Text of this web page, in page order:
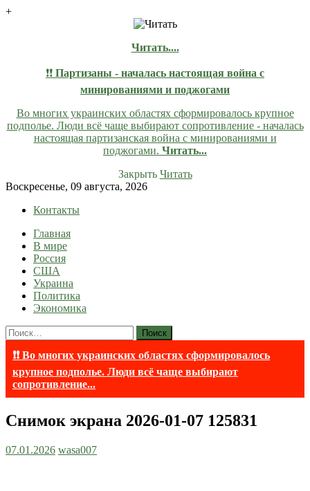
+
Читать....
❗❗ Партизаны - началась настоящая война с
минированиями и поджогами
Во многих украинских областях сформировалось крупное
подполье. Люди всё чаще выбирают сопротивление - началась
настоящая партизанская война с минированиями и
поджогами. Читать...
Закрыть Читать
Skip
content
Воскресенье, 09 августа, 2026
Контакты
lentaruss
lentaruss — Новости
Главная
В мире
Россия
США
Украина
Политика
Экономика
Найти:
❗❗ Во многих украинских областях сформировалось
крупное подполье. Люди всё чаще выбирают
сопротивление...
Снимок экрана 2026-01-07 125831
07.01.2026 wasa007